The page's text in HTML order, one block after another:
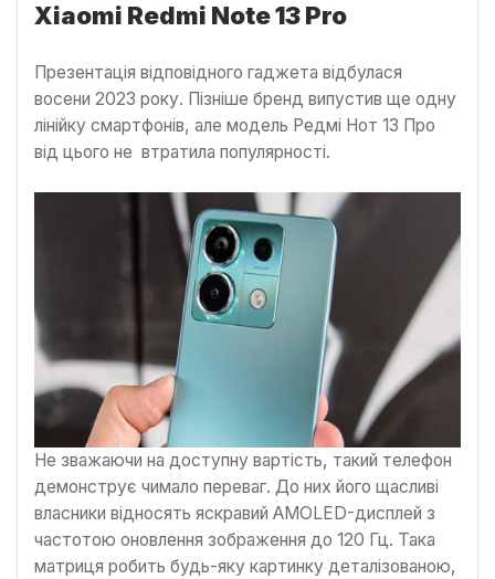
Xiaomi Redmi Note 13 Pro
Презентація відповідного гаджета відбулася
восени 2023 року. Пізніше бренд випустив ще одну
лінійку смартфонів, але модель Редмі Нот 13 Про
від цього не втратила популярності.
Не зважаючи на доступну вартість, такий телефон
демонструє чимало переваг. До них його щасливі
власники відносять яскравий AMOLED-дисплей з
частотою оновлення зображення до 120 Гц. Така
матриця робить будь-яку картинку деталізованою,